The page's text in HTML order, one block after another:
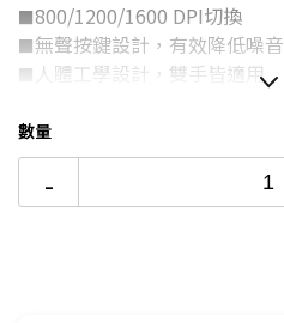
12期
24期
■800/1200/1600 DPI切換
■無聲按鍵設計，有效降低噪音
■ 人體工學設計，雙手皆適用
數量
-